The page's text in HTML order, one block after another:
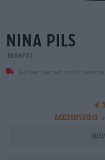
nina Pils
BrewFist
Artikel derzeit nicht
€
MEHRWEG